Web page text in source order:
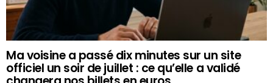
Ma voisine a passé dix minutes sur un site
officiel un soir de juillet : ce qu’elle a validé